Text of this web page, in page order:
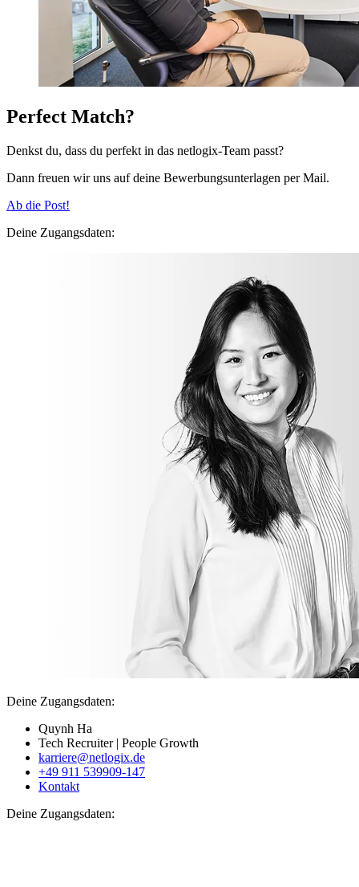
Perfect Match?
Denkst du, dass du perfekt in das netlogix-Team passt?
Dann freuen wir uns auf deine Bewerbungsunterlagen per Mail.
Ab die Post!
Deine Zugangsdaten:
Deine Zugangsdaten:
Quynh Ha
Tech Recruiter | People Growth
karriere@netlogix.de
+49 911 539909-147
Kontakt
Deine Zugangsdaten: